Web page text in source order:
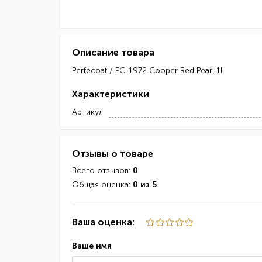
Описание товара
Perfecoat / PC-1972 Cooper Red Pearl 1L
Характеристики
Артикул
Отзывы о товаре
Всего отзывов: 0
Общая оценка: 0 из 5
Ваша оценка:
Ваше имя